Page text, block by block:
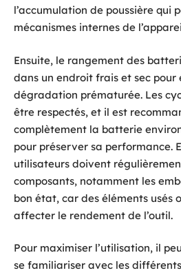
l’accumulation de poussière qui
mécanismes internes de
Ensuite, le rangement des
dans un endroit frais et sec
dégradation prématurée. Les
être respectés, et il est
complètement la batterie
pour préserver sa performance.
utilisateurs doivent
composants, notamment les
bon état, car des éléments usés
affecter le rendement de l’outil.
Pour maximiser l’utilisation, il
se familiariser avec les